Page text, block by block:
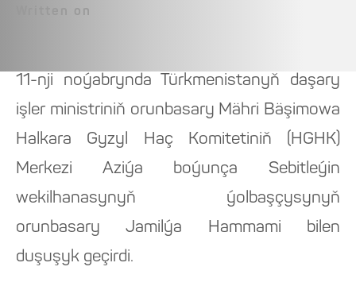
Written on
11-nji noýabrynda Türkmenistanyň daşary
işler ministriniň orunbasary Mähri Bäşimowa
Halkara Gyzyl Haç Komitetiniň (HGHK)
Merkezi Aziýa boýunça Sebitleýin
wekilhanasynyň ýolbaşçysynyň
orunbasary Jamilýa Hammami bilen
duşuşyk geçirdi.